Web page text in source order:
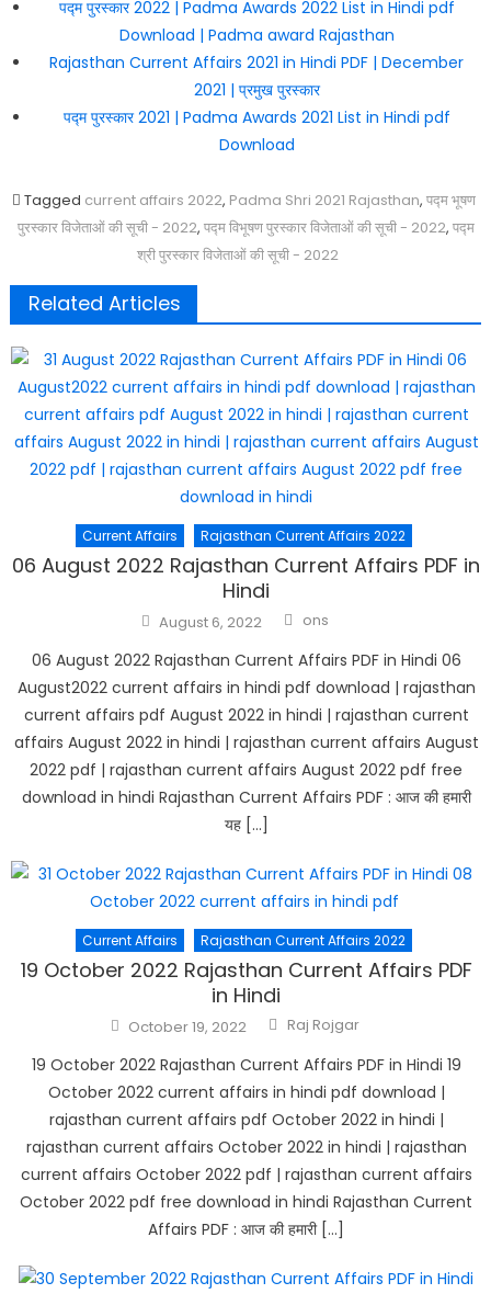
पद्म पुरस्कार 2022 | Padma Awards 2022 List in Hindi pdf
Download | Padma award Rajasthan
Rajasthan Current Affairs 2021 in Hindi PDF | December
2021 | प्रमुख पुरस्कार
पद्म पुरस्कार 2021 | Padma Awards 2021 List in Hindi pdf
Download
Tagged current affairs 2022, Padma Shri 2021 Rajasthan, पद्म भूषण
पुरस्कार विजेताओं की सूची - 2022, पद्म विभूषण पुरस्कार विजेताओं की सूची - 2022, पद्म
श्री पुरस्कार विजेताओं की सूची - 2022
Related Articles
Current Affairs Rajasthan Current Affairs 2022
06 August 2022 Rajasthan Current Affairs PDF in
Hindi
Posted
on
August 6, 2022 Author
ons
06 August 2022 Rajasthan Current Affairs PDF in Hindi 06
August2022 current affairs in hindi pdf download | rajasthan
current affairs pdf August 2022 in hindi | rajasthan current
affairs August 2022 in hindi | rajasthan current affairs August
2022 pdf | rajasthan current affairs August 2022 pdf free
download in hindi Rajasthan Current Affairs PDF : आज की हमारी
यह […]
Current Affairs Rajasthan Current Affairs 2022
19 October 2022 Rajasthan Current Affairs PDF
in Hindi
Posted
on
October 19, 2022 Author
Raj Rojgar
19 October 2022 Rajasthan Current Affairs PDF in Hindi 19
October 2022 current affairs in hindi pdf download |
rajasthan current affairs pdf October 2022 in hindi |
rajasthan current affairs October 2022 in hindi | rajasthan
current affairs October 2022 pdf | rajasthan current affairs
October 2022 pdf free download in hindi Rajasthan Current
Affairs PDF : आज की हमारी […]